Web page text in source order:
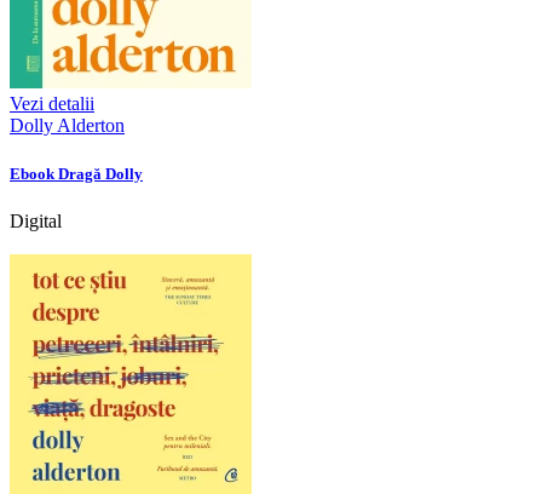
Vezi detalii
Dolly Alderton
Ebook Dragă Dolly
Digital